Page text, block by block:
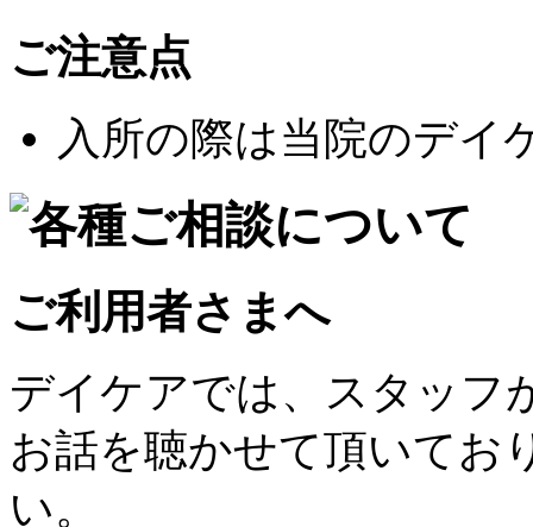
ご注意点
入所の際は当院のデイ
ご利用者さまへ
デイケアでは、スタッフ
お話を聴かせて頂いてお
い。